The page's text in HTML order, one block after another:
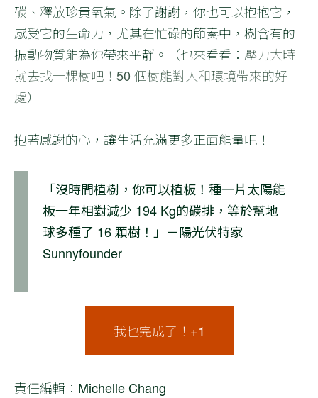
碳、釋放珍貴氧氣。除了謝謝，你也可以抱抱它，
感受它的生命力，尤其在忙碌的節奏中，樹含有的
振動物質能為你帶來平靜。（也來看看： 壓力大時
就去找一棵樹吧！50 個樹能對人和環境帶來的好
處）
抱著感謝的心，讓生活充滿更多正面能量吧！
「沒時間植樹，你可以植板！種一片太陽能
板一年相對減少 194 Kg的碳排，等於幫地
球多種了 16 顆樹！」－陽光伏特家
Sunnyfounder
我也完成了！+1
責任編輯：Michelle Chang